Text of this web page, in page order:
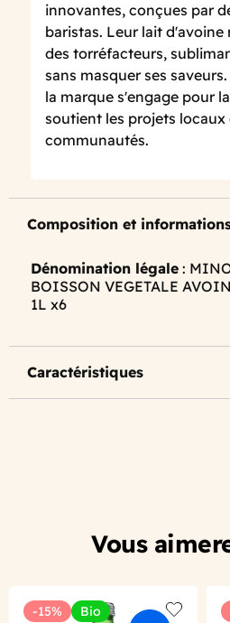
innovantes, conçues par
baristas. Leur lait d'avoine
des torréfacteurs,
sans masquer ses
la marque s'engage pour
soutient les projets locaux
communautés.
Composition et
Dénomination légale :
BOISSON VEGETALE
1L x6
Caractéristiques
Vous
-15% Bio